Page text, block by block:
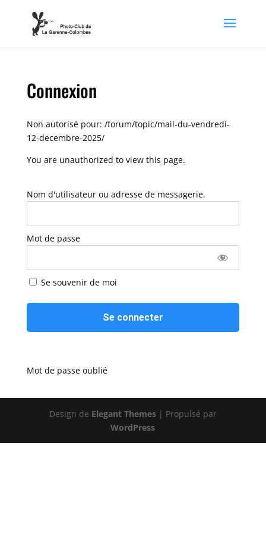
Connexion
Non autorisé pour: /forum/topic/mail-du-vendredi-
12-decembre-2025/
You are unauthorized to view this page.
Nom d'utilisateur ou adresse de messagerie.
Mot de passe
Se souvenir de moi
Mot de passe oublié
Design de Elegant Themes| Propulsé par
WordPress